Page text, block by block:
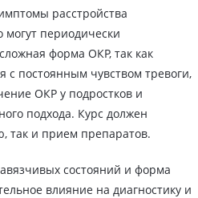
расстройства
могут периодически
форма ОКР, так как
с постоянным чувством тревоги,
ОКР у подростков и
подхода. Курс должен
так и прием препаратов.
состояний и форма
влияние на диагностику и